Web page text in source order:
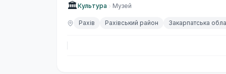
🏛Культура Музей
Рахів Рахівський район Закарпатська